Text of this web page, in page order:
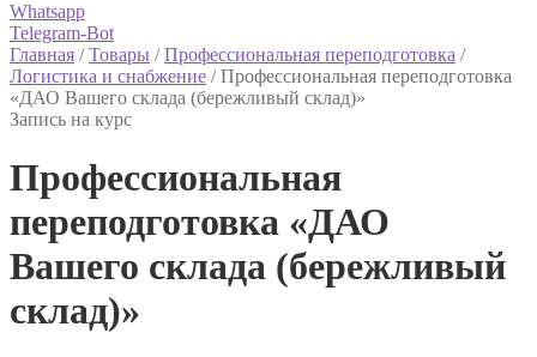
Whatsapp
Telegram-Bot
Главная /Товары /Профессиональная переподготовка /
Логистика и снабжение /Профессиональная переподготовка
«ДАО Вашего склада (бережливый склад)»
Запись на курс
Профессиональная
переподготовка «ДАО
Вашего склада (бережливый
склад)»